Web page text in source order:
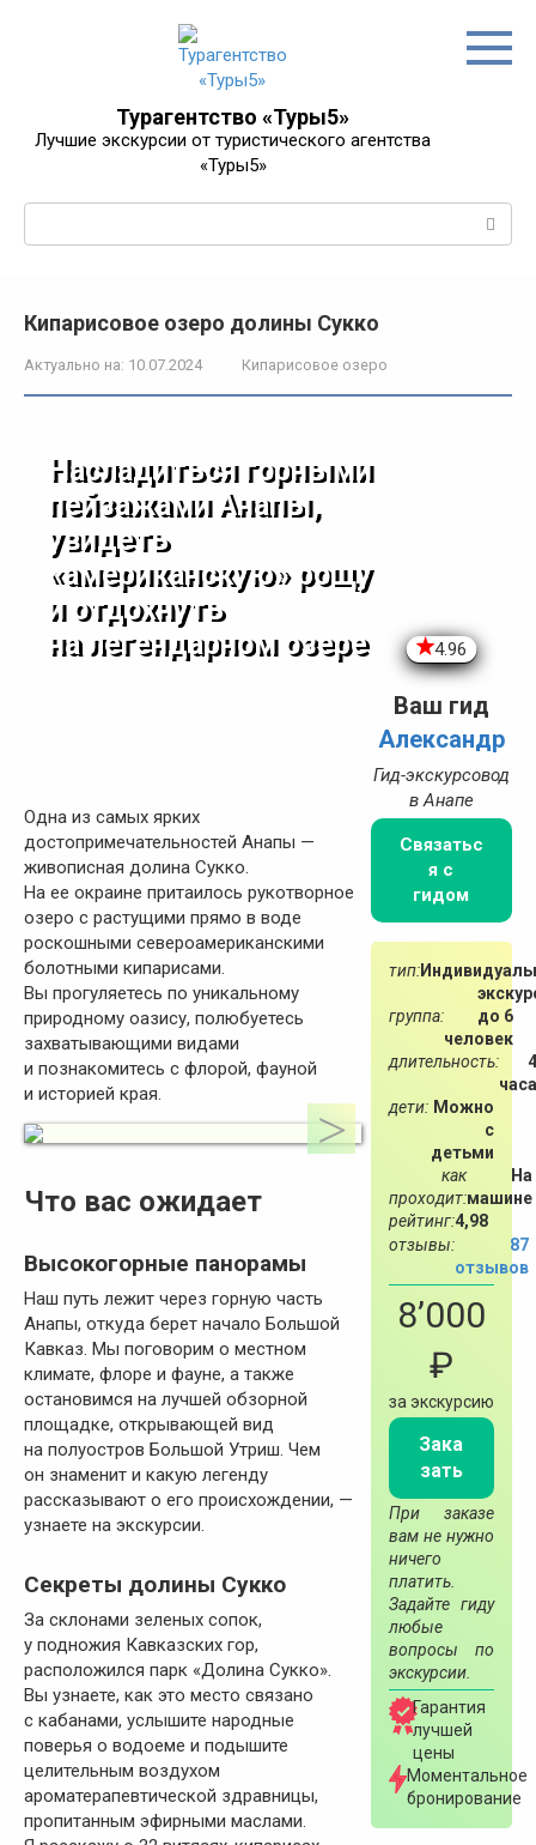
Турагентство «Туры5»
Лучшие экскурсии от туристического агентства
«Туры5»
Кипарисовое озеро долины Сукко
Актуально на: 10.07.2024 Кипарисовое озеро
Насладиться горными
пейзажами Анапы,
увидеть
«американскую» рощу
и отдохнуть
на легендарном озере
4.96
Ваш гид
Александр
Гид-экскурсовод
в Анапе
Связатьс
я с
гидом
тип:
группа:
до 6
человек
длительность:
4
часа
дети: Можно
с
детьми
как
проходит:
На
машине
рейтинг:4,98
отзывы:
87
отзывов
8’000
₽
за экскурсию
Зака
зать
При заказе
вам не нужно
ничего
платить.
Задайте гиду
любые
вопросы по
экскурсии.
Гарантия
лучшей
цены
Моментальное
бронирование
Одна из самых ярких
достопримечательностей Анапы —
живописная долина Сукко.
На ее окраине притаилось рукотворное
озеро с растущими прямо в воде
роскошными североамериканскими
болотными кипарисами.
Вы прогуляетесь по уникальному
природному оазису, полюбуетесь
захватывающими видами
и познакомитесь с флорой, фауной
и историей края.
Что вас ожидает
Высокогорные панорамы
Наш путь лежит через горную часть
Анапы, откуда берет начало Большой
Кавказ. Мы поговорим о местном
климате, флоре и фауне, а также
остановимся на лучшей обзорной
площадке, открывающей вид
на полуостров Большой Утриш. Чем
он знаменит и какую легенду
рассказывают о его происхождении, —
узнаете на экскурсии.
Секреты долины Сукко
За склонами зеленых сопок,
у подножия Кавказских гор,
расположился парк «Долина Сукко».
Вы узнаете, как это место связано
с кабанами, услышите народные
поверья о водоеме и подышите
целительным воздухом
ароматерапевтической здравницы,
пропитанным эфирными маслами.